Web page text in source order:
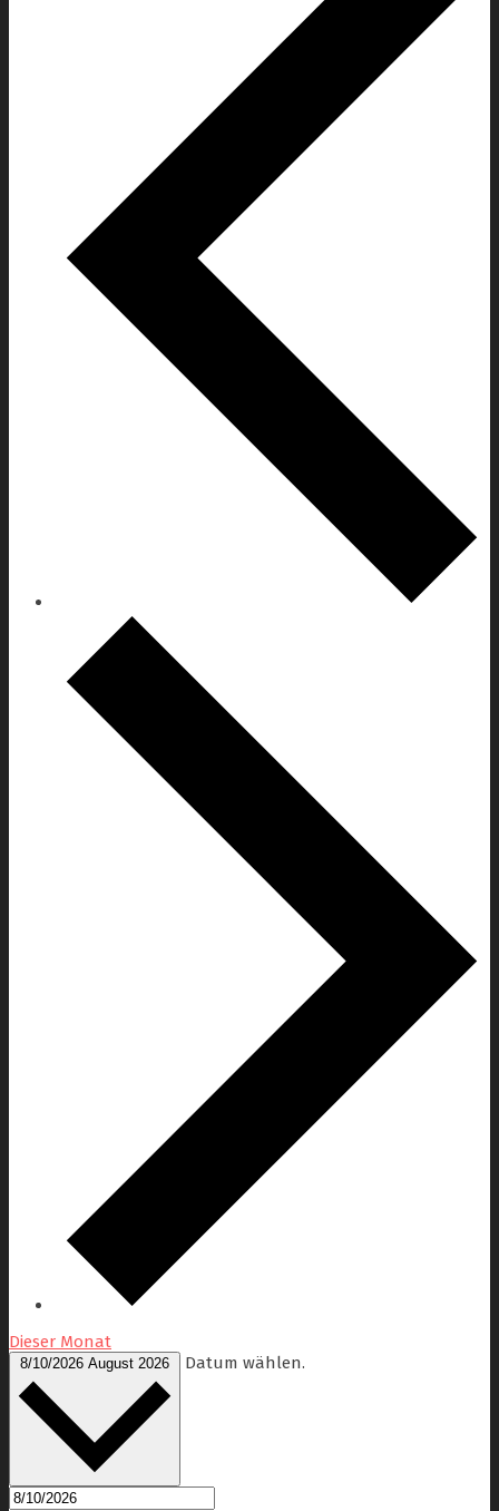
Dieser Monat
8/10/2026 August 2026 Datum wählen.